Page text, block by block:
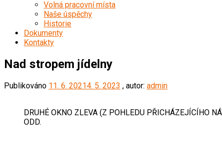
Volná pracovní místa
Naše úspěchy
Historie
Dokumenty
Kontakty
Nad stropem jídelny
Publikováno 11. 6. 20214. 5. 2023 , autor: admin
DRUHÉ OKNO ZLEVA (Z POHLEDU PŘICHÁZEJÍCÍHO
ODD.